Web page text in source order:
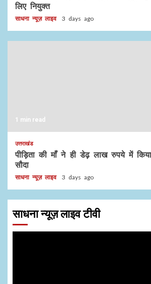
लिए नियुक्त
साधना न्यूज़ लाइव 3 days ago
1 min read
उत्तराखंड
पीड़िता की माँ ने ही डेढ़ लाख रुपये में
सौदा
साधना न्यूज़ लाइव 3 days ago
साधना न्यूज़ लाइव टीवी